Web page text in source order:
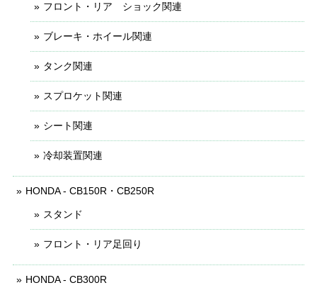
フロント・リア ショック関連
ブレーキ・ホイール関連
タンク関連
スプロケット関連
シート関連
冷却装置関連
HONDA - CB150R・CB250R
スタンド
フロント・リア足回り
HONDA - CB300R